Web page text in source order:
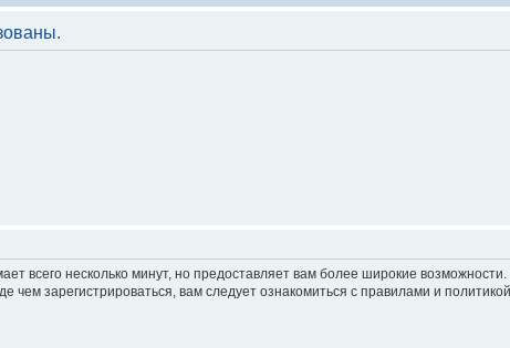
всего несколько минут, но предоставляет вам более широкие
чем зарегистрироваться, вам следует ознакомиться с правилами и